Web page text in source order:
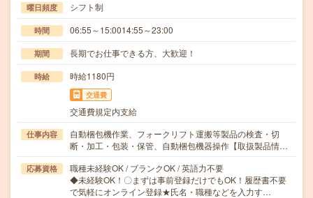
曜日頻度 シフト制
時間 06:55～15:0014:55～23:00
期間 長期でお仕事できる方、大歓迎！
時給 時給1180円
交通費
交通費規定内支給
仕事内容
自動梱包機作業、フォークリフト運搬等製品の検査・切
断・加工・包装・保管、自動梱包機器操作【取扱製品情…
応募資格
職種未経験OK / ブランクOK / 英語力不要
◆未経験OK！〇まずは事前登録だけでもOK！履歴書不要
で気軽にオンライン登録★氏名・職種などを入力す…